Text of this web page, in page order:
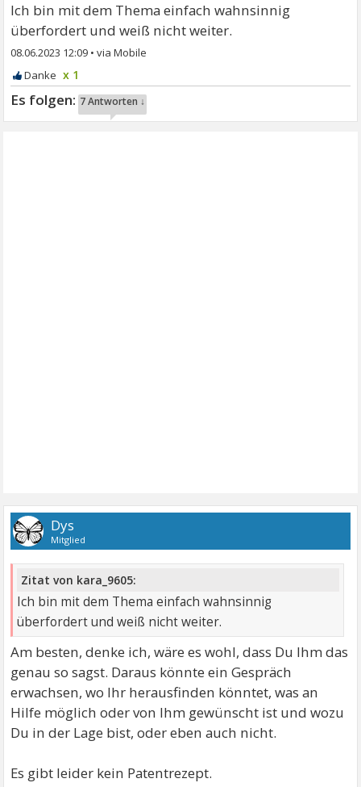
Ich bin mit dem Thema einfach wahnsinnig
überfordert und weiß nicht weiter.
08.06.2023 12:09 •
x 1
7 Antworten ↓
Dys
Mitglied
Zitat von kara_9605:
Ich bin mit dem Thema einfach wahnsinnig
überfordert und weiß nicht weiter.
Am besten, denke ich, wäre es wohl, dass Du Ihm das
genau so sagst. Daraus könnte ein Gespräch
erwachsen, wo Ihr herausfinden könntet, was an
Hilfe möglich oder von Ihm gewünscht ist und wozu
Du in der Lage bist, oder eben auch nicht.
Es gibt leider kein Patentrezept.